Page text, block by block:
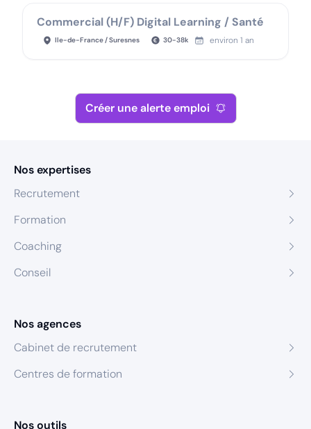
Commercial (H/F) Digital Learning / Santé
Ile-de-France / Suresnes 30-38k environ 1 an
Créer une alerte emploi
Nos expertises
Recrutement
Formation
Coaching
Conseil
Nos agences
Cabinet de recrutement
Centres de formation
Nos outils